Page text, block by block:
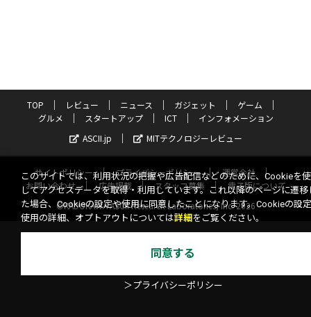
TOP レビュー ニュース ガジェット
ゲーム
グルメ
スタートアップ ICT
インフォメーション
ASCII.jp
MITテクノロジーレビュー
サイトポリシー プライバシーポリシー
運営会社
お問い合わせ
広告掲載 スタッフ募集
電子版について
©KADOKAWA ASCII Research Laboratories, Inc. 2026
このサイトでは、利用状況の把握や広告配信などのために、Cookieを
してアクセスデータを取得・利用しています。これ以降のページに遷移
た場合、Cookieの設定や使用に同意したことになります。Cookieの設
使用の詳細、オプトアウトについては詳細 をご覧ください。
同意する
＞プライバシーポリシー